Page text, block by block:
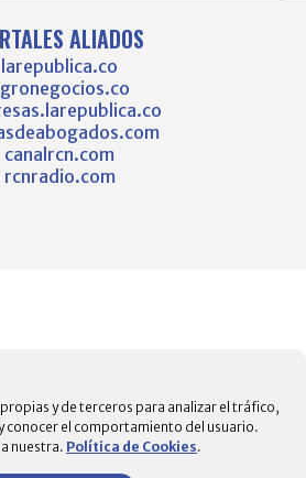
ALIADOS
larepublica.co
canalrcn.com
rcnradio.com
y de terceros para analizar el tráfico,
conocer el comportamiento del usuario.
nuestra. Política de Cookies.